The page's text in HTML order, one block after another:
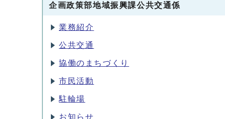
企画政策部地域振興課公共交通係
業務紹介
公共交通
協働のまちづくり
市民活動
駐輪場
お知らせ